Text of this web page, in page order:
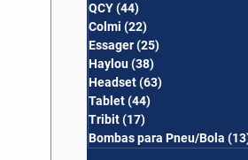
QCY(44)
Colmi (22)
Essager(25)
Haylou(38)
Headset(63)
Tablet(44)
Tribit(17)
Bombas para Pneu/Bola